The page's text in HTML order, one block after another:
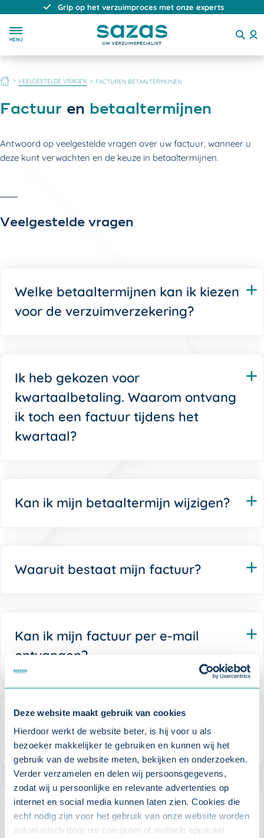
Deze website maakt gebruik van cookies
Hierdoor werkt de website beter, is hij voor u als
bezoeker makkelijker te gebruiken en kunnen wij het
gebruik van de website meten, bekijken en onderzoeken.
Verder verzamelen en delen wij persoonsgegevens,
zodat wij u persoonlijke en relevante advertenties op
internet en social media kunnen laten zien. Cookies die
echt nodig zijn voor het gebruik van onze website worden
automatisch door uw computer of mobiele apparaat
Grip op het verzuimproces met onze experts
MENU
HOME VEELGESTELDE VRAGEN FACTUREN BETAALTERMIJNEN
Factuur en betaaltermijnen
Antwoord op veelgestelde vragen over uw factuur, wanneer u
deze kunt verwachten en de keuze in betaaltermijnen.
Veelgestelde vragen
Welke betaaltermijnen kan ik kiezen
voor de verzuimverzekering?
Ik heb gekozen voor
kwartaalbetaling. Waarom ontvang
ik toch een factuur tijdens het
kwartaal?
Kan ik mijn betaaltermijn wijzigen?
Waaruit bestaat mijn factuur?
Kan ik mijn factuur per e-mail
ontvangen?
Wanneer kan ik mijn factuur
verwachten?
Waarom wijkt het Vast Verzekerd
Loon op de werknemersspecificatie